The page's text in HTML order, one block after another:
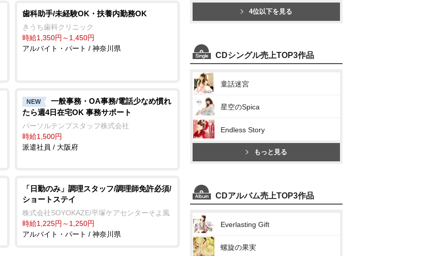
歯科助手/未経験OK・扶養内勤務OK
きうち歯科クリニック
時給1,350円～1,450円
アルバイト・パート / 神奈川県
NEW
一般事務・OA事務/電話少なめ慣れ
たら週4日在宅OK 事務サポート
パーソルテンプスタッフ株式会社
時給1,500円
派遣社員 / 大阪府
「日勤のみ」調理スタッフ/調理師免許必須/
ショートステイ
株式会社SOYOKAZE/平塚ケアセンターそよ風
時給1,225円～1,250円
アルバイト・パート / 神奈川県
4位以下を見る
CDシングル売上TOP3作品
童話迷宮
星空のSpica
Endless Story
もっと見る
CDアルバム売上TOP3作品
Everlasting Gift
螺旋の果実